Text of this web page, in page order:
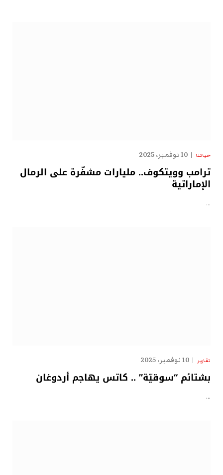
حياتنا 10 نوفمبر، 2025
ترامب وويتكوف.. مليارات مشفّرة على الرمال
الإماراتية
…
تقارير 10 نوفمبر، 2025
بشتائم “سوقيّة” .. كاتس يهاجم أردوغان
…